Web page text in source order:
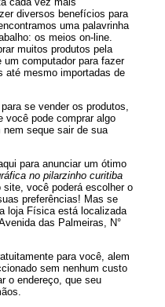
diversos benefícios para
uma palavrinha
os meios on-line.
muitos produtos pela
computador para fazer
até mesmo importadas de
se vender os produtos,
você pode comprar algo
seque sair de sua
para anunciar um ótimo
no pilarzinho curitiba
você poderá escolher o
preferências! Mas se
loja Física está localizada
das Palmeiras, N°
para você, alem
sem nenhum custo
o endereço, que seu